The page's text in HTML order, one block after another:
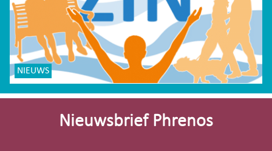
NIEUWS
Site-
Nieuwsbrief Phrenos